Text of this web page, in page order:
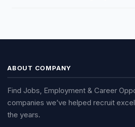
ABOUT COMPANY
Find Jobs, Employment & Career
companies we’ve helped recruit
the years.